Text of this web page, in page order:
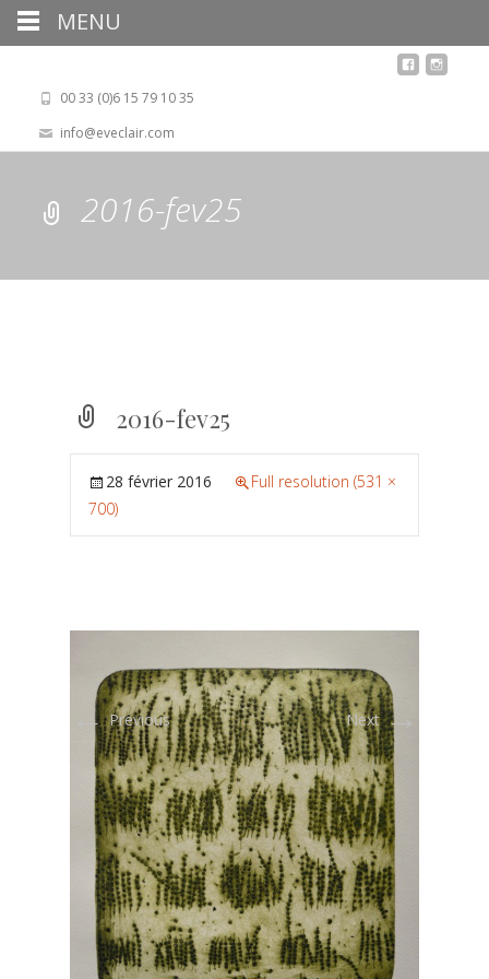
00 33 (0)6 15 79 10 35
info@eveclair.com
2016-fev25
2016-fev25
28 février 2016
Full resolution (531 ×
700)
←Previous Next→
MENU